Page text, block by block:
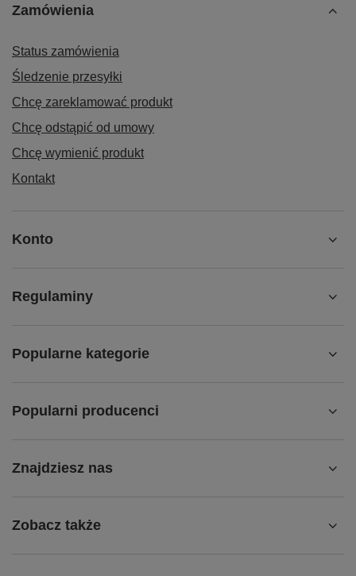
Zamówienia
Status zamówienia
Śledzenie przesyłki
Chcę zareklamować produkt
Chcę odstąpić od umowy
Chcę wymienić produkt
Kontakt
Konto
Regulaminy
Popularne kategorie
Popularni producenci
Znajdziesz nas
Zobacz także